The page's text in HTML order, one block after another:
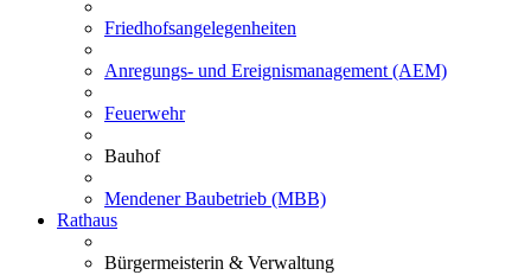
Friedhofsangelegenheiten
Anregungs- und Ereignismanagement (AEM)
Feuerwehr
Bauhof
Mendener Baubetrieb (MBB)
Rathaus
Bürgermeisterin & Verwaltung